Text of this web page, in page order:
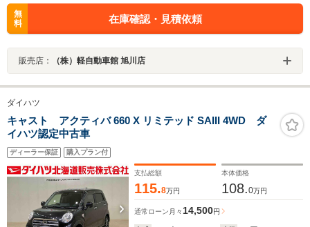
無
料
在庫確認・見積依頼
販売店： （株）軽自動車館 旭川店
ダイハツ
キャスト アクティバ 660 X リミテッド SAIII 4WD ダ
イハツ認定中古車
ディーラー保証 購入プラン付
支払総額
115.8万円
本体価格
108.0万円
通常ローン 月々14,500円